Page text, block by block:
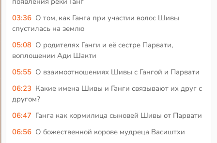
03:36 О том, как Ганга при участии волос Шивы
спустилась на землю
05:08 О родителях Ганги и её сестре Парвати,
воплощении Ади Шакти
05:55 О взаимоотношениях Шивы с Гангой и Парвати
06:23 Какие имена Шивы и Ганги связывают их друг с
другом?
06:47 Ганга как кормилица сыновей Шивы от Парвати
06:56 О божественной корове мудреца Васиштхи